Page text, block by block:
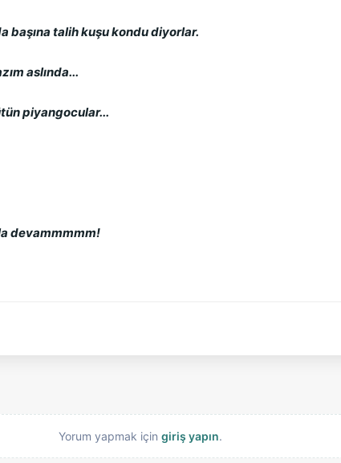
başına talih kuşu kondu diyorlar.
aslında...
piyangocular...
devammmmm!
Yorum yapmak için giriş yapın.